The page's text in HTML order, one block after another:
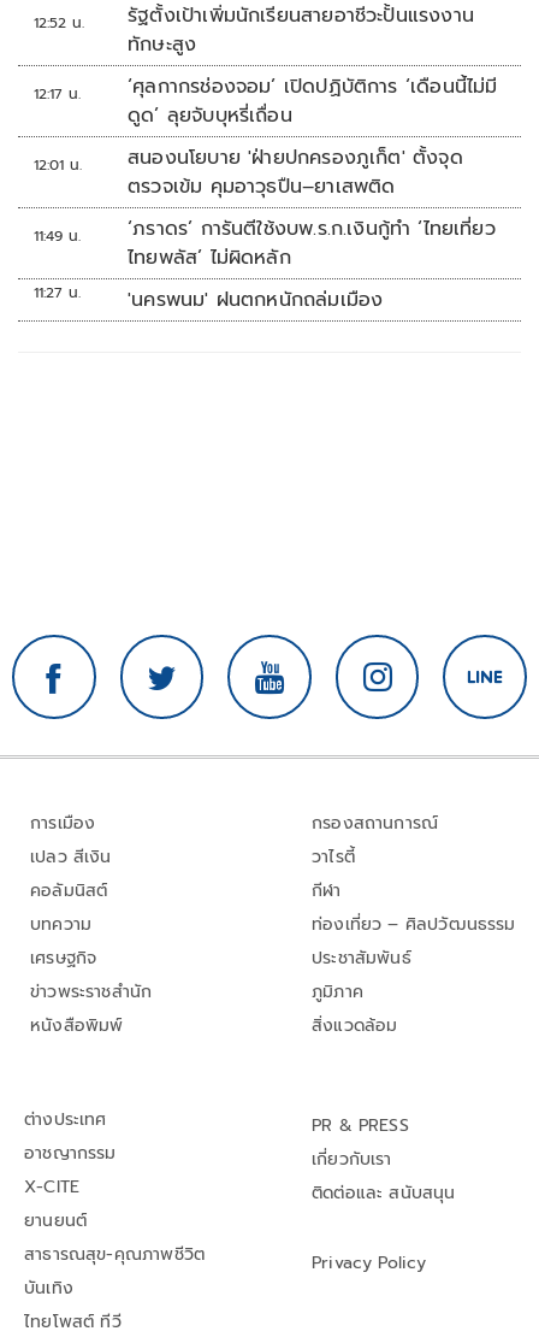
12:52 น.
รัฐตั้งเป้าเพิ่มนักเรียนสายอาชีวะปั้นแรงงาน
ทักษะสูง
12:17 น.
‘ศุลกากรช่องจอม’ เปิดปฏิบัติการ ‘เดือนนี้ไม่มี
ดูด’ ลุยจับบุหรี่เถื่อน
12:01 น.
สนองนโยบาย 'ฝ่ายปกครองภูเก็ต' ตั้งจุด
ตรวจเข้ม คุมอาวุธปืน–ยาเสพติด
11:49 น.
‘ภราดร’ การันตีใช้งบพ.ร.ก.เงินกู้ทำ ‘ไทยเที่ยว
ไทยพลัส’ ไม่ผิดหลัก
11:27 น. 'นครพนม' ฝนตกหนักถล่มเมือง
การเมือง
เปลว สีเงิน
คอลัมนิสต์
บทความ
เศรษฐกิจ
ข่าวพระราชสำนัก
หนังสือพิมพ์
กรองสถานการณ์
วาไรตี้
กีฬา
ท่องเที่ยว – ศิลปวัฒนธรรม
ประชาสัมพันธ์
ภูมิภาค
สิ่งแวดล้อม
ต่างประเทศ
อาชญากรรม
X-CITE
ยานยนต์
สาธารณสุข-คุณภาพชีวิต
บันเทิง
ไทยโพสต์ ทีวี
PR & PRESS
เกี่ยวกับเรา
ติดต่อและ สนับสนุน
Privacy Policy